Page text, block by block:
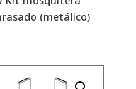
(metálico)